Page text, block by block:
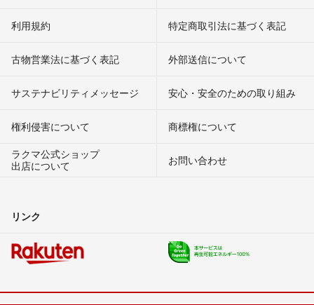
利用規約 特定商取引法に基づく表記
古物営業法に基づく表記 外部送信について
サステナビリティメッセージ 安心・安全のための取り組み
権利侵害について
商標権について
ラクマ公式ショップ
出店について
お問い合わせ
リンク